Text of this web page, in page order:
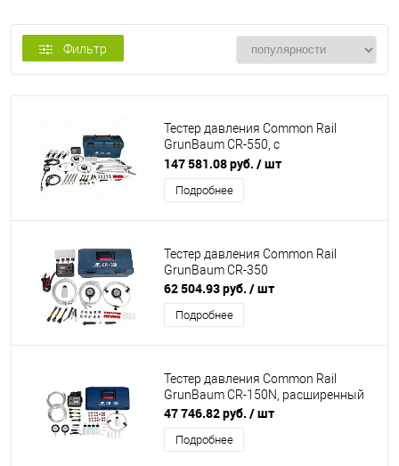
Фильтр
Тестер давления Common Rail
GrunBaum CR-550, с
компрессометром
147 581.08 руб. / шт
Подробнее
Тестер давления Common Rail
GrunBaum CR-350
62 504.93 руб. / шт
Подробнее
Тестер давления Common Rail
GrunBaum CR-150N, расширенный
47 746.82 руб. / шт
Подробнее